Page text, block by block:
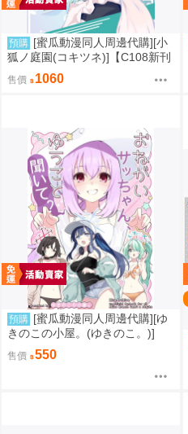
預購 [蜜瓜動漫同人周邊代購][小
狐ノ庭園(コキツネ)]【C108新刊
セット】Fubuki Illustration 2
【特典付】(Hololive)(同人誌)
售價 1060
預購 [蜜瓜動漫同人周邊代購][ゆ
きのこの小屋。(ゆきのこ。)]
【新刊セット】おねがいサッち
ゃん、ゆうこと聞いて(蔚藍檔案)
售價 550